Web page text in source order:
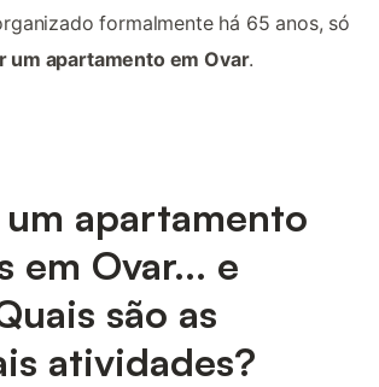
formalmente há 65 anos, só
um apartamento em Ovar.
apartamento
em Ovar... e
são as
atividades?